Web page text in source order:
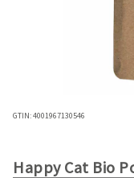
GTIN:4001967130546
Happy Cat Bio